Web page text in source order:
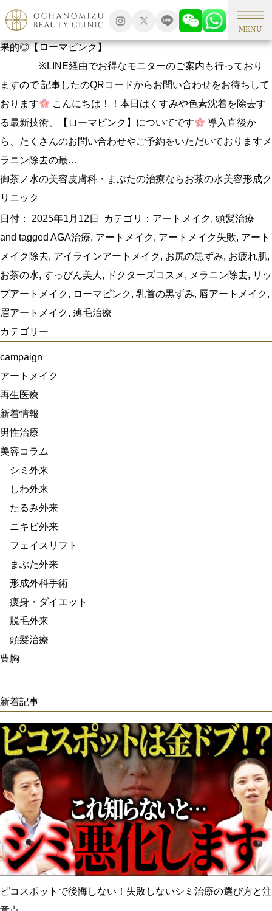
MENU
タグアーカイブ: お尻の黒ずみ
【メラニン除去】乳輪・乳頭の黒ずみ、お尻の黒ずみなどに効
果的◎【ローマピンク】
※LINE経由でお得なモニターのご案内も行っており
ますので 記事したのQRコードからお問い合わせをお待ちして
おります
こんにちは！！本日はくすみや色素沈着を除去す
る最新技術、【ローマピンク】についてです
導入直後か
ら、たくさんのお問い合わせやご予約をいただいておりますメ
ラニン除去の最…
御茶ノ水の美容皮膚科・まぶたの治療ならお茶の水美容形成ク
リニック
日付： 2025年1月12日 カテゴリ： アートメイク, 頭髪治療
and tagged AGA治療, アートメイク, アートメイク失敗, アート
メイク除去, アイラインアートメイク, お尻の黒ずみ, お疲れ肌,
お茶の水, すっぴん美人 , ドクターズコスメ , メラニン除去, リッ
プアートメイク, ローマピンク, 乳首の黒ずみ, 唇アートメイク,
眉アートメイク, 薄毛治療
カテゴリー
campaign
アートメイク
再生医療
新着情報
男性治療
美容コラム
シミ外来
しわ外来
たるみ外来
ニキビ外来
フェイスリフト
まぶた外来
形成外科手術
痩身・ダイエット
脱毛外来
頭髪治療
豊胸
新着記事
ピコスポットで後悔しない！失敗しないシミ治療の選び方と注